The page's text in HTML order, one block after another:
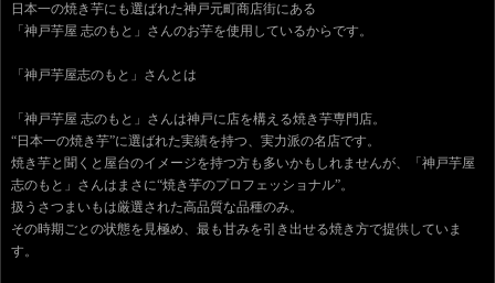
日本一の焼き芋にも選ばれた神戸元町商店街にある
「神戸芋屋 志のもと」さんのお芋を使用しているからです。
「神戸芋屋志のもと」さんとは
「神戸芋屋 志のもと」さんは神戸に店を構える焼き芋専門店。
“日本一の焼き芋”に選ばれた実績を持つ、実力派の名店です。
焼き芋と聞くと屋台のイメージを持つ方も多いかもしれませんが、「神戸芋屋
志のもと」さんはまさに“焼き芋のプロフェッショナル”。
扱うさつまいもは厳選された高品質な品種のみ。
その時期ごとの状態を見極め、最も甘みを引き出せる焼き方で提供していま
す。